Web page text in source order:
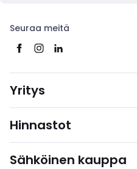
Seuraa meitä
Yritys
Hinnastot
Sähköinen kauppa